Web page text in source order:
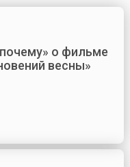
о фильме
весны»